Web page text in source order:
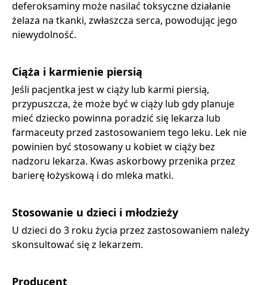
deferoksaminy może nasilać toksyczne działanie
żelaza na tkanki, zwłaszcza serca, powodując jego
niewydolność.
Ciąża i karmienie piersią
Jeśli pacjentka jest w ciąży lub karmi piersią,
przypuszcza, że może być w ciąży lub gdy planuje
mieć dziecko powinna poradzić się lekarza lub
farmaceuty przed zastosowaniem tego leku. Lek nie
powinien być stosowany u kobiet w ciąży bez
nadzoru lekarza. Kwas askorbowy przenika przez
barierę łożyskową i do mleka matki.
Stosowanie u dzieci i młodzieży
U dzieci do 3 roku życia przez zastosowaniem należy
skonsultować się z lekarzem.
Producent